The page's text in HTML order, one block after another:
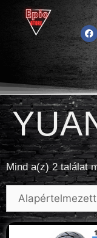
Mind a(z) 2 találat